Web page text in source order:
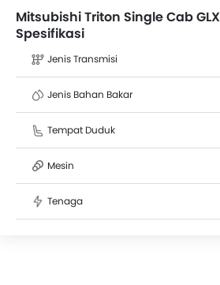
memberikan penilaian untuk Triton
4x2 MT berdasarkan fitur, jarak
tempat duduk dan kinerja mesin.
Triton Single Cab GLX 4x2 MT
Aluminium dan Hilux Rangga
Cicilan bulanan terendah dimulai
(selama 47 bulan).
Mitsubishi Triton Single Cab
Spesifikasi
Jenis Transmisi
Jenis Bahan Bakar
Tempat Duduk
Mesin
Tenaga